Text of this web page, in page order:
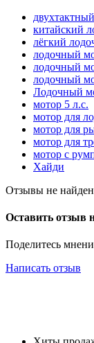
китайский
лёгкий
лодочный
лодочный
лодочный
Лодочный
мотор 5 л.с.
мотор для
мотор для
мотор для
мотор с
Хайди
Отзывы не
Оставить отзыв
Поделитесь
Написать отзыв